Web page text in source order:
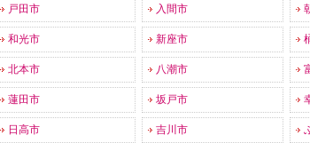
戸田市 入間市
和光市 新座市
北本市 八潮市
蓮田市 坂戸市
日高市 吉川市